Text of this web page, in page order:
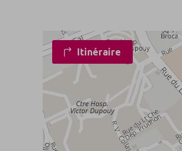
Itinéraire